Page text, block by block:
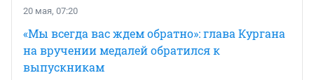
20 мая, 07:20
«Мы всегда вас ждем обратно»: глава Кургана
на вручении медалей обратился к
выпускникам